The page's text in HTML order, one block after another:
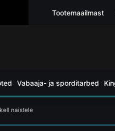
Tootemaailmast
Vabaaja- ja sporditarbed
naistele